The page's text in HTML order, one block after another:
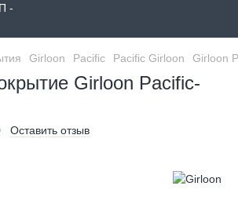
Girloon Pacific Pacific Girloon Girloon
Girloon Pacific-
Оставить отзыв